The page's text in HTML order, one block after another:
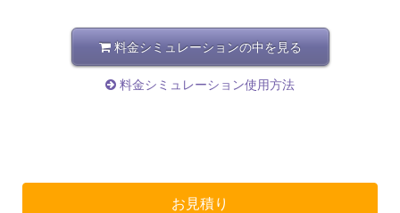
料金シミュレーションの中を見る
料金シミュレーション使用方法
お見積り